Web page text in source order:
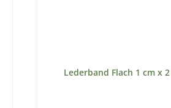
Lederband Flach 1 cm x